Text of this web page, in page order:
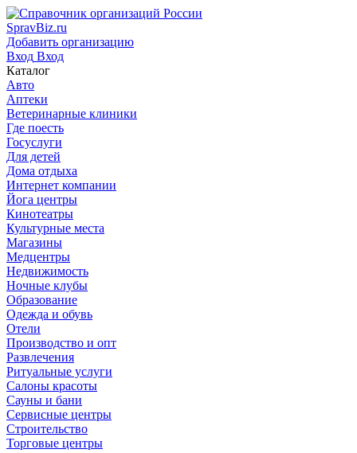
SpravBiz.ru
Добавить организацию
Вход Вход
Каталог
Авто
Аптеки
Ветеринарные клиники
Где поесть
Госуслуги
Для детей
Дома отдыха
Интернет компании
Йога центры
Кинотеатры
Культурные места
Магазины
Медцентры
Недвижимость
Ночные клубы
Образование
Одежда и обувь
Отели
Производство и опт
Развлечения
Ритуальные услуги
Салоны красоты
Сауны и бани
Сервисные центры
Строительство
Торговые центры